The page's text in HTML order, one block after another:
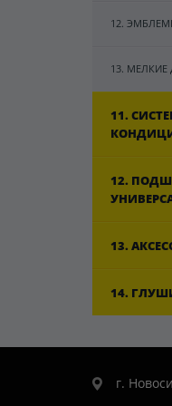
12.
13. МЕЛКИЕ
11.
12.
13.
14.
г.